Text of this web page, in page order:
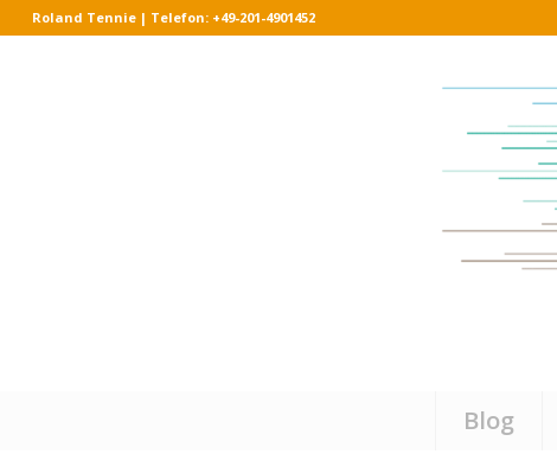
Roland Tennie | Telefon: +49-201-4901452
Blog